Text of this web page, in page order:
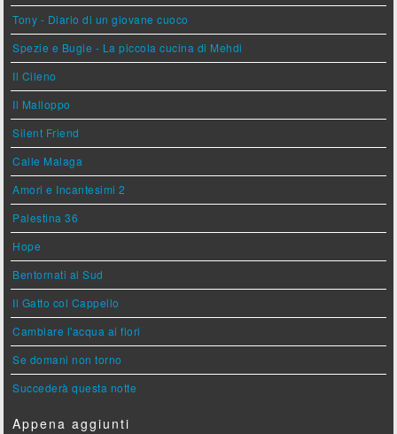
Tony - Diario di un giovane cuoco
Spezie e Bugie - La piccola cucina di Mehdi
Il Cileno
Il Malloppo
Silent Friend
Calle Malaga
Amori e Incantesimi 2
Palestina 36
Hope
Bentornati al Sud
Il Gatto col Cappello
Cambiare l'acqua ai fiori
Se domani non torno
Succederà questa notte
Appena aggiunti